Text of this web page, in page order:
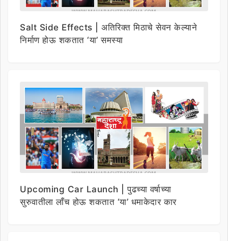
Salt Side Effects | अतिरिक्त मिठाचे सेवन केल्याने
निर्माण होऊ शकतात ‘या’ समस्या
Upcoming Car Launch | पुढच्या वर्षाच्या
सुरुवातीला लाँच होऊ शकतात ‘या’ धमाकेदार कार